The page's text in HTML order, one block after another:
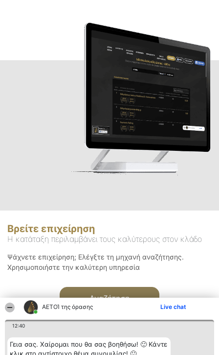
ΑΕΤΟΊ της όρασης Live chat
12:40
Γεια σας. Χαίρομαι που θα σας βοηθήσω! 🙂 Κάντε
Βρείτε επιχείρηση
Η κατάταξη περιλαμβάνει τους καλύτερους στον κλάδο
Ψάχνετε επιχείρηση; Ελέγξτε τη μηχανή αναζήτησης.
Χρησιμοποιήστε την καλύτερη υπηρεσία
Αναζήτηση